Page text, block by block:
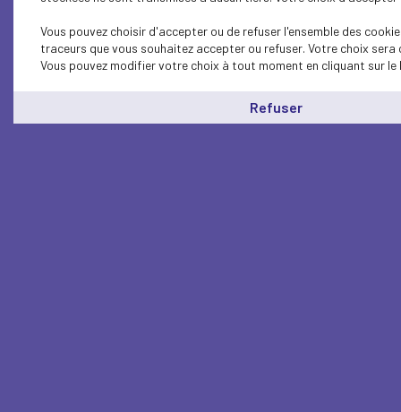
Vous pouvez choisir d'accepter ou de refuser l'ensemble des
traceurs que vous souhaitez accepter ou refuser. Votre choix
Vous pouvez modifier votre choix à tout moment en cliquant sur le
Refuser